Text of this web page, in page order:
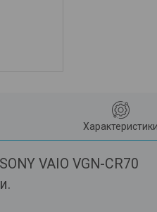
Характеристики
VAIO VGN-CR70